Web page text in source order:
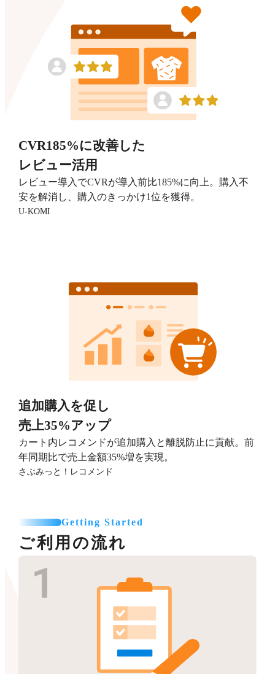
CVR185%に改善した
レビュー活用
レビュー導入でCVRが導入前比185%に向上。購入不
安を解消し、購入のきっかけ1位を獲得。
U-KOMI
追加購入を促し
売上35%アップ
カート内レコメンドが追加購入と離脱防止に貢献。前
年同期比で売上金額35%増を実現。
さぶみっと！レコメンド
Getting Started
ご利用の流れ